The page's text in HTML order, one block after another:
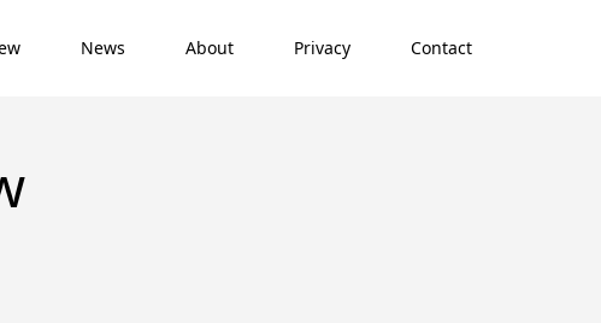
News About Privacy Contact